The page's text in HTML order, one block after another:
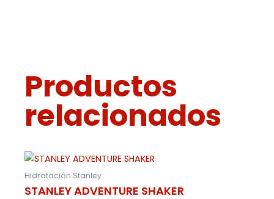
Productos
relacionados
Hidratación Stanley
STANLEY ADVENTURE SHAKER